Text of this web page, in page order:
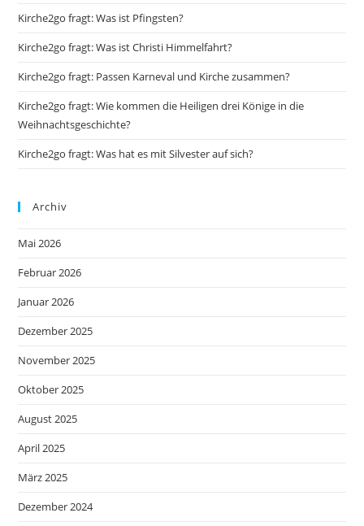
Kirche2go fragt: Was ist Pfingsten?
Kirche2go fragt: Was ist Christi Himmelfahrt?
Kirche2go fragt: Passen Karneval und Kirche zusammen?
Kirche2go fragt: Wie kommen die Heiligen drei Könige in die
Weihnachtsgeschichte?
Kirche2go fragt: Was hat es mit Silvester auf sich?
Archiv
Mai 2026
Februar 2026
Januar 2026
Dezember 2025
November 2025
Oktober 2025
August 2025
April 2025
März 2025
Dezember 2024